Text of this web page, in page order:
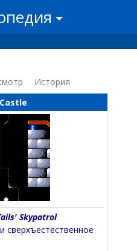
История
Skypatrol
сверхъестественное